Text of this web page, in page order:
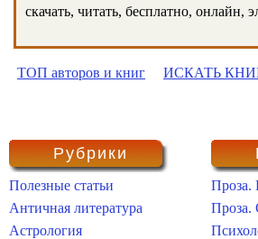
скачать, читать, бесплатно, онлайн,
ТОП авторов и книг ИСКАТЬ
Рубрики
Полезные статьи
Античная литература
Астрология
Проза.
Проза.